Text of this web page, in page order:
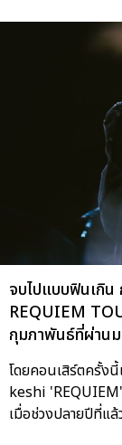
จบไปแบบฟินเกิน
REQUIEM
กุมภาพันธ์ที่ผ่าน
โดยคอนเสิร์ตครั้ง
keshi
เมื่อช่วงปลายปีที่แล้